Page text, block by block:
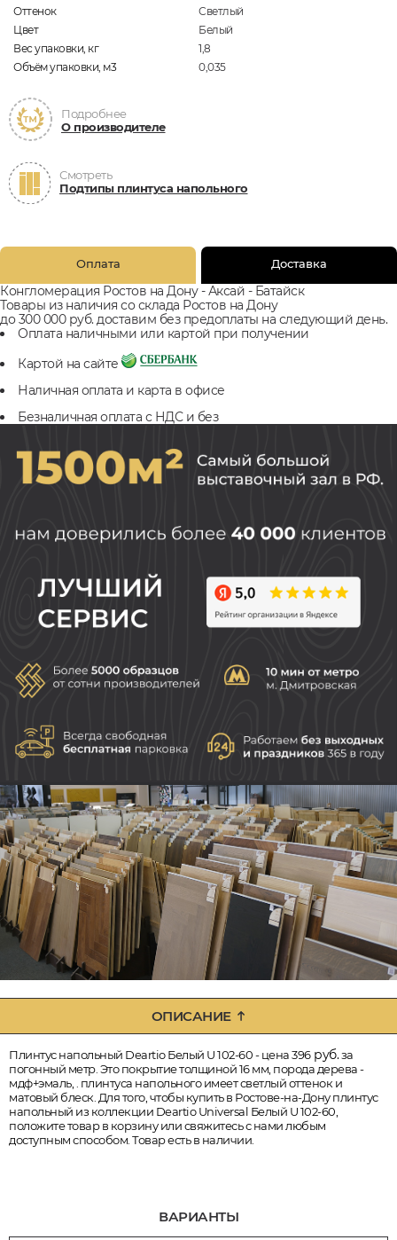
Оттенок
Светлый
Цвет
Белый
Вес упаковки, кг
1,8
Объём упаковки, м3
0,035
Подробнее
О производителе
Смотреть
Подтипы плинтуса напольного
Оплата Доставка
Конгломерация Ростов на Дону - Аксай - Батайск
Товары из наличия со склада Ростов на Дону
до 300 000 руб. доставим без предоплаты на следующий день.
Оплата наличными или картой при получении
Картой на сайте
Наличная оплата и карта в офисе
Безналичная оплата с НДС и без
ОПИСАНИЕ
Плинтус напольный Deartio Белый U 102-60 - цена 396руб.за
погонный метр. Это покрытие толщиной 16 мм, порода дерева -
мдф+эмаль, . плинтуса напольного имеет светлый оттенок и
матовый блеск. Для того, чтобы купить в Ростове-на-Дону плинтус
напольный из коллекции Deartio Universal Белый U 102-60,
положите товар в корзину или свяжитесь с нами любым
доступным способом. Товар есть в наличии.
ВАРИАНТЫ